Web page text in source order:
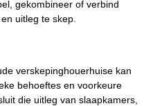
gekombineer of verbind
uitleg te skep.
verskepinghouerhuise kan
behoeftes en voorkeure
die uitleg van slaapkamers,